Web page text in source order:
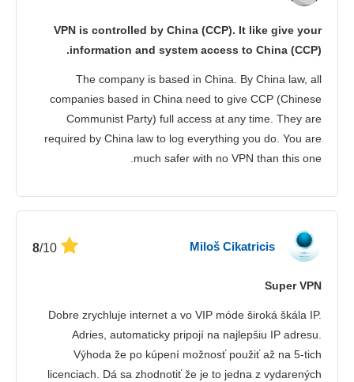
VPN is controlled by China (CCP). It like give your
information and system access to China (CCP).
The company is based in China. By China law, all
companies based in China need to give CCP (Chinese
Communist Party) full access at any time. They are
required by China law to log everything you do. You are
much safer with no VPN than this one.
Miloš Cikatricis
/10
Super VPN
Dobre zrychluje internet a vo VIP móde široká škála IP.
Adries, automaticky pripojí na najlepšiu IP adresu.
Výhoda že po kúpení možnosť použiť až na 5-tich
licenciach. Dá sa zhodnotiť že je to jedna z vydarených